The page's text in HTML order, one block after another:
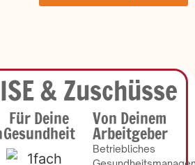
& Zuschüsse
Für Deine
Gesundheit
Von Deinem
Arbeitgeber
Betriebliches